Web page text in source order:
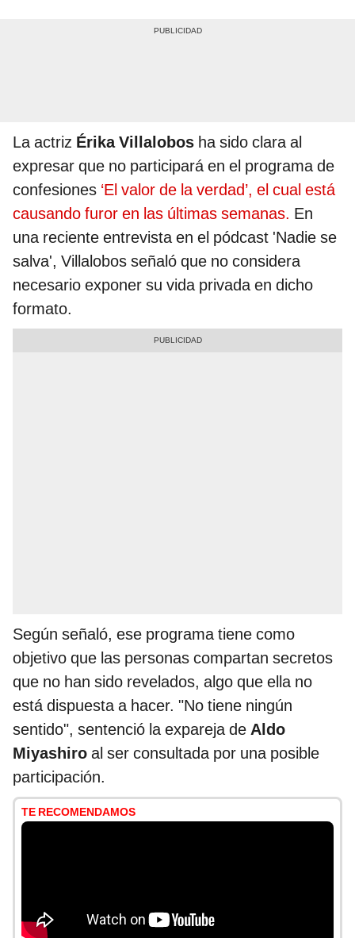
La actriz Érika Villalobos ha sido clara al
expresar que no participará en el programa de
confesiones ‘El valor de la verdad’, el cual está
causando furor en las últimas semanas. En
una reciente entrevista en el pódcast 'Nadie se
salva', Villalobos señaló que no considera
necesario exponer su vida privada en dicho
formato.
Según señaló, ese programa tiene como
objetivo que las personas compartan secretos
que no han sido revelados, algo que ella no
está dispuesta a hacer. "No tiene ningún
sentido", sentenció la expareja de Aldo
Miyashiro al ser consultada por una posible
participación.
TE RECOMENDAMOS